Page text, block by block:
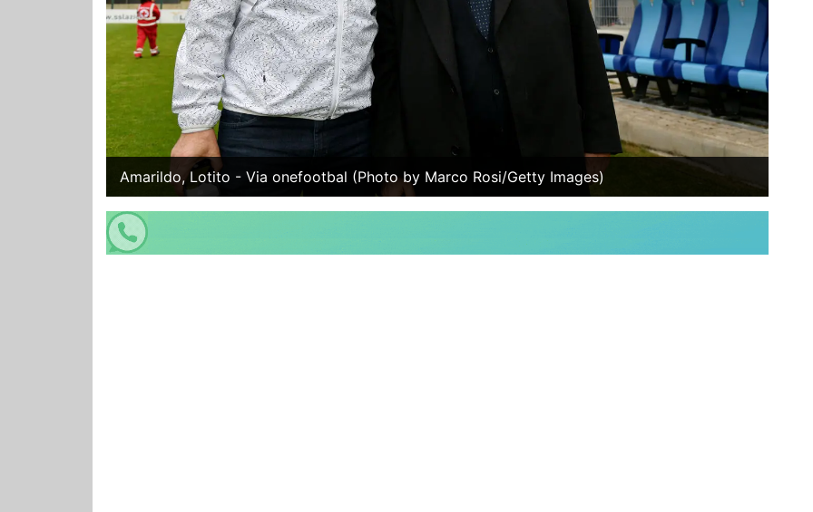
Amarildo, Lotito - Via onefootbal (Photo by Marco Rosi/Getty Images)